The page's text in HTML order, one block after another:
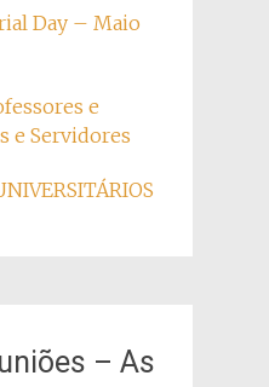
Day – Maio
e
e Servidores
– As